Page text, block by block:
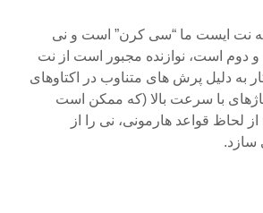
نت ایست ما “سی کرن” است و نی
است، نوازنده مجبور است از نت
دلیل پرش های متناوب در اکتاوهای
با سرعت بالا (که ممکن است
لحاظ قواعد هارمونی، نی را از
سازد.